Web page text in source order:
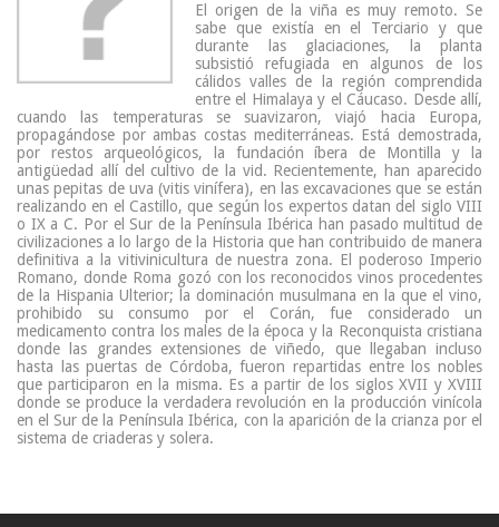
El origen de la viña es muy remoto. Se
sabe que existía en el Terciario y que
durante las glaciaciones, la planta
subsistió refugiada en algunos de los
cálidos valles de la región comprendida
entre el Himalaya y el Cáucaso. Desde allí,
cuando las temperaturas se suavizaron, viajó hacia Europa,
propagándose por ambas costas mediterráneas. Está demostrada,
por restos arqueológicos, la fundación íbera de Montilla y la
antigüedad allí del cultivo de la vid. Recientemente, han aparecido
unas pepitas de uva (vitis vinífera), en las excavaciones que se están
realizando en el Castillo, que según los expertos datan del siglo VIII
o IX a C. Por el Sur de la Península Ibérica han pasado multitud de
civilizaciones a lo largo de la Historia que han contribuido de manera
definitiva a la vitivinicultura de nuestra zona. El poderoso Imperio
Romano, donde Roma gozó con los reconocidos vinos procedentes
de la Hispania Ulterior; la dominación musulmana en la que el vino,
prohibido su consumo por el Corán, fue considerado un
medicamento contra los males de la época y la Reconquista cristiana
donde las grandes extensiones de viñedo, que llegaban incluso
hasta las puertas de Córdoba, fueron repartidas entre los nobles
que participaron en la misma. Es a partir de los siglos XVII y XVIII
donde se produce la verdadera revolución en la producción vinícola
en el Sur de la Península Ibérica, con la aparición de la crianza por el
sistema de criaderas y solera.